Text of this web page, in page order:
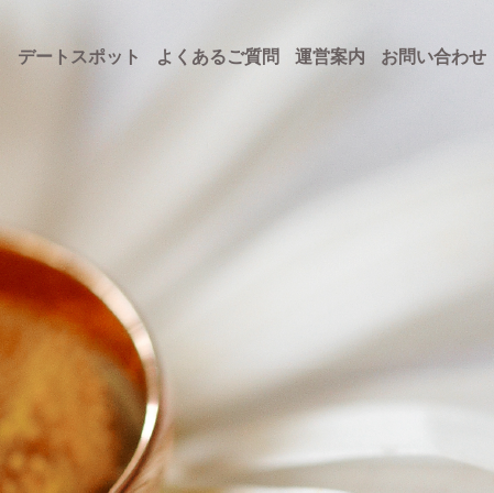
デートスポット よくあるご質問 運営案内 お問い合わせ